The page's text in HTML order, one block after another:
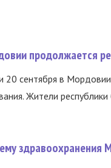
продолжается
20 сентября в
Жители